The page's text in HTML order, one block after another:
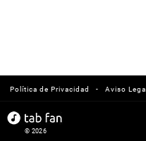
Aviso Legal
-
Política de Privacidad
© 2026